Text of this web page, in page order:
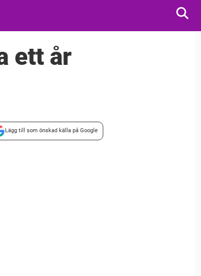
ett år
Lägg till som önskad källa på Google